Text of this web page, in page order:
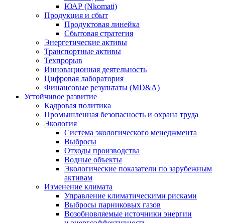
ЮАР (Nkomati)
Продукция и сбыт
Продуктовая линейка
Сбытовая стратегия
Энергетические активы
Транспортные активы
Техпрорыв
Инновационная деятельность
Цифровая лаборатория
Финансовые результаты (MD&A)
Устойчивое развитие
Кадровая политика
Промышленная безопасность и охрана труда
Экология
Система экологического менеджмента
Выбросы
Отходы производства
Водные объекты
Экологические показатели по зарубежным
активам
Изменение климата
Управление климатическими рисками
Выбросы парниковых газов
Возобновляемые источники энергии